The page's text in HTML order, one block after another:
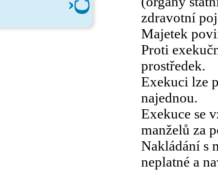
zdravotní
Majetek
Proti
prostředek.
Exekuci lze
najednou.
Exekuce se
manželů za
Nakládání s
neplatné a